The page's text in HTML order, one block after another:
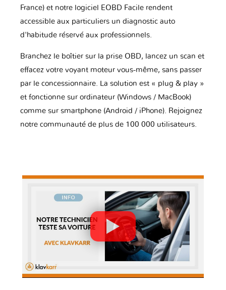
France) et notre logiciel EOBD Facile rendent
accessible aux particuliers un diagnostic auto
d'habitude réservé aux professionnels.
Branchez le boîtier sur la prise OBD, lancez un scan et
effacez votre voyant moteur vous-même, sans passer
par le concessionnaire. La solution est « plug & play »
et fonctionne sur ordinateur (Windows / MacBook)
comme sur smartphone (Android / iPhone). Rejoignez
notre communauté de plus de 100 000 utilisateurs.